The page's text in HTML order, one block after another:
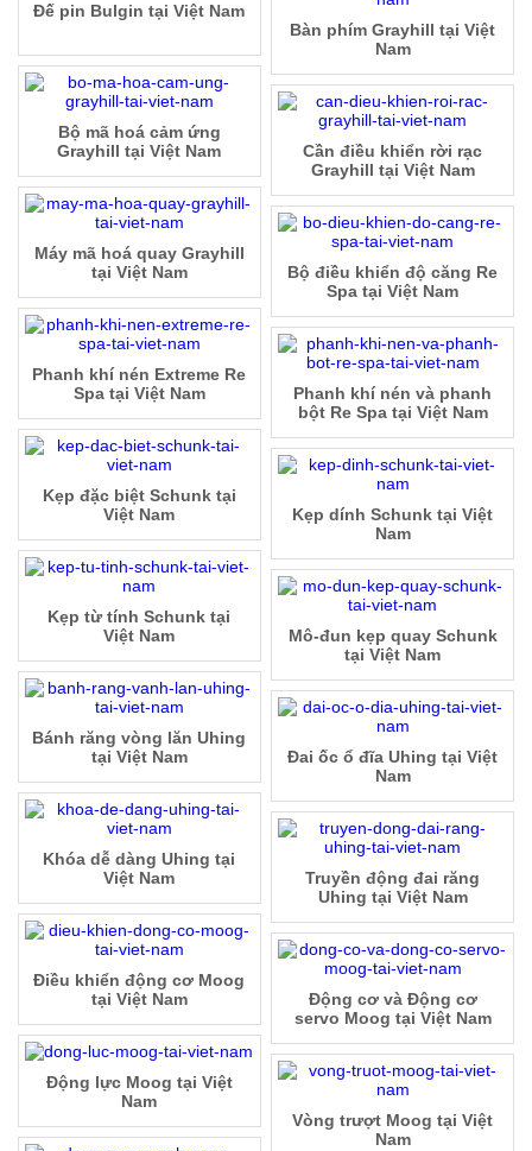
Đế pin Bulgin tại Việt Nam
Bàn phím Grayhill tại Việt
Nam
Bộ mã hoá cảm ứng
Grayhill tại Việt Nam
Cần điều khiển rời rạc
Grayhill tại Việt Nam
Máy mã hoá quay Grayhill
tại Việt Nam
Bộ điều khiển độ căng Re
Spa tại Việt Nam
Phanh khí nén Extreme Re
Spa tại Việt Nam
Phanh khí nén và phanh
bột Re Spa tại Việt Nam
Kẹp đặc biệt Schunk tại
Việt Nam
Kẹp dính Schunk tại Việt
Nam
Kẹp từ tính Schunk tại
Việt Nam
Mô-đun kẹp quay Schunk
tại Việt Nam
Bánh răng vòng lăn Uhing
tại Việt Nam
Đai ốc ổ đĩa Uhing tại Việt
Nam
Khóa dễ dàng Uhing tại
Việt Nam
Truyền động đai răng
Uhing tại Việt Nam
Điều khiển động cơ Moog
tại Việt Nam
Động cơ và Động cơ
servo Moog tại Việt Nam
Động lực Moog tại Việt
Nam
Vòng trượt Moog tại Việt
Nam